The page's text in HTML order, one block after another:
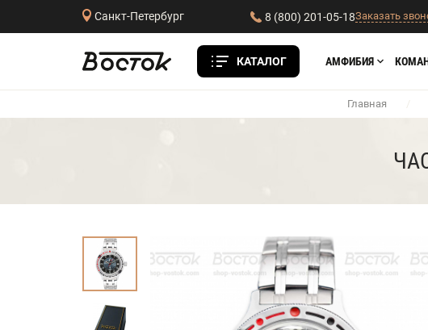
Санкт-Петербург 8 (800) 201-05-18Заказать
КАТАЛОГ АМФИБИЯ
Главная /